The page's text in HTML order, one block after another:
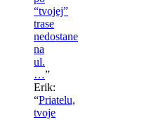
“tvojej”
trase
nedostane
na
ul.
…”
Erik:
“Priatelu,
tvoje